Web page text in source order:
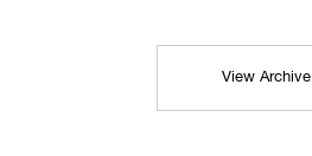
View Archive